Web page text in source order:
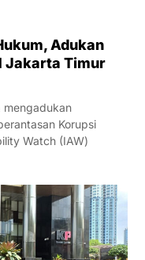
Adukan
Jakarta Timur
mengadukan
Korupsi
Watch (IAW)